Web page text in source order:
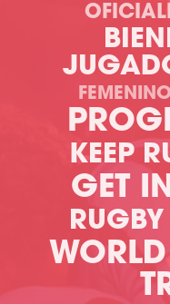
KEEP
GET